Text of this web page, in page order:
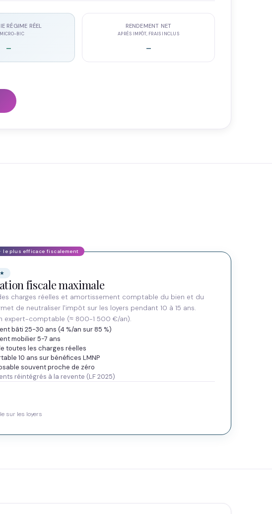
RÉGIME RÉEL
BIC
-
RENDEMENT NET
APRÈS IMPÔT, FRAIS INCLUS
-
fiscale maximale
charges réelles et amortissement comptable du bien et du
de neutraliser l'impôt sur les loyers pendant 10 à 15 ans.
expert-comptable (≈ 800-1 500 €/an).
bâti 25-30 ans (4 %/an sur 85 %)
mobilier 5-7 ans
toutes les charges réelles
10 ans sur bénéfices LMNP
souvent proche de zéro
réintégrés à la revente (LF 2025)
sur les loyers